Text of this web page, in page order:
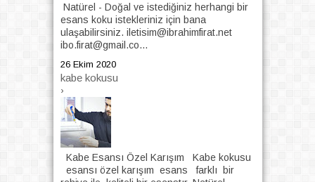
Natürel - Doğal ve istediğiniz herhangi bir
esans koku istekleriniz için bana
ulaşabilirsiniz. iletisim@ibrahimfirat.net
ibo.firat@gmail.co...
26 Ekim 2020
kabe kokusu
›
Kabe Esansı Özel Karışım Kabe kokusu
esansı özel karışım esans farklı bir